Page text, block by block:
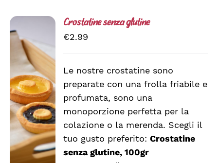
SCEGLI
QUESTO
PRODOTTO
HA
PIÙ
VARIANTI.
LE
OPZIONI
/
DETTAGLI
Crostatine senza glutine
€2.99
Le nostre crostatine sono
preparate con una frolla friabile e
profumata, sono una
monoporzione perfetta per la
colazione o la merenda. Scegli il
tuo gusto preferito:Crostatine
senza glutine, 100gr